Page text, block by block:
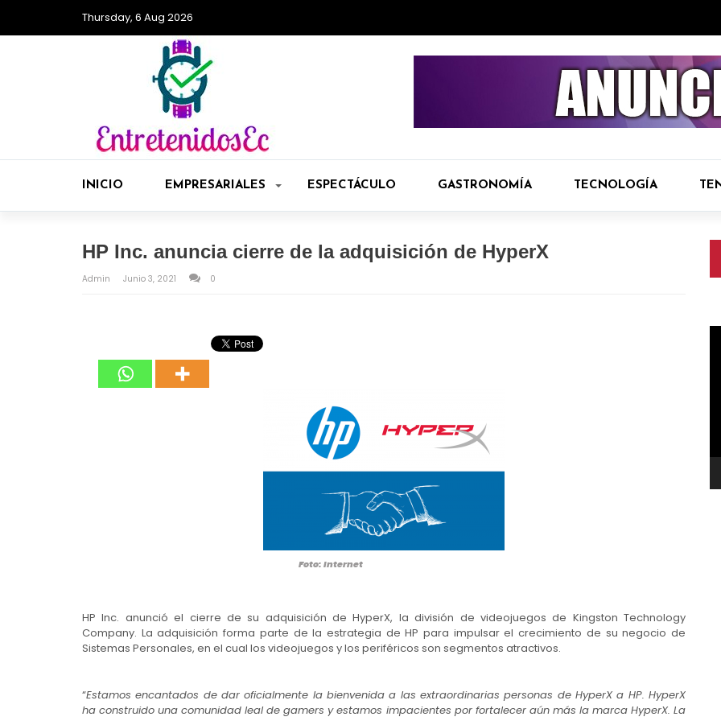
Thursday, 6 Aug 2026
INICIO EMPRESARIALES ESPECTÁCULO GASTRONOMÍA TECNOLOGÍA
HP Inc. anuncia cierre de la adquisición de HyperX
Admin Junio 3, 2021 0
Foto: Internet
HP Inc. anunció el cierre de su adquisición de HyperX, la división de videojuegos de Kingston Technology
Company. La adquisición forma parte de la estrategia de HP para impulsar el crecimiento de su negocio de
Sistemas Personales, en el cual los videojuegos y los periféricos son segmentos atractivos.
“Estamos encantados de dar oficialmente la bienvenida a las extraordinarias personas de HyperX a HP. HyperX
ha construido una comunidad leal de gamers y estamos impacientes por fortalecer aún más la marca HyperX. La